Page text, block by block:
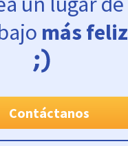
más feliz
Contáctanos